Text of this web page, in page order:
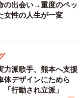
の出会い→重度のペッ
女性の人生が一変
力派歌手、熊本へ支援
デザインにためら
行動され立派」